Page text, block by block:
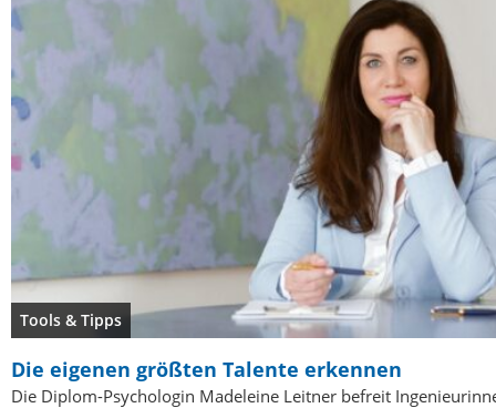
Tools & Tipps
Die eigenen größten Talente erkennen
Die Diplom-Psychologin Madeleine Leitner befreit